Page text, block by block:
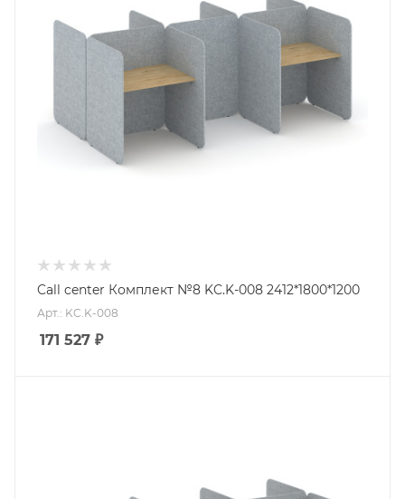
Call center Комплект №8 KC.K-008 2412*1800*1200
Арт.: KC.K-008
171 527 ₽